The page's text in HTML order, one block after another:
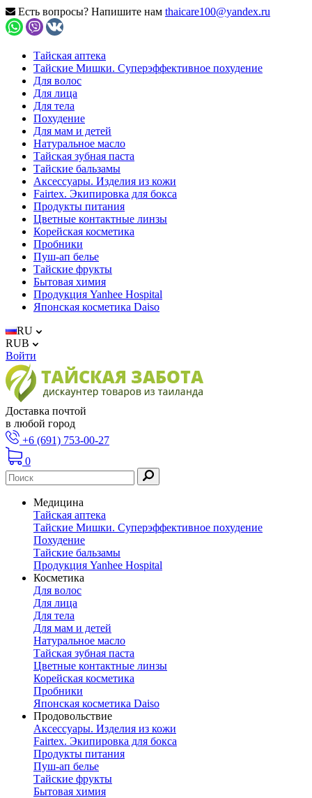
Есть вопросы? Напишите нам thaicare100@yandex.ru
Тайская аптека
Тайские Мишки. Суперэффективное похудение
Для волос
Для лица
Для тела
Похудение
Для мам и детей
Натуральное масло
Тайская зубная паста
Тайские бальзамы
Аксессуары. Изделия из кожи
Fairtex. Экипировка для бокса
Продукты питания
Цветные контактные линзы
Корейская косметика
Пробники
Пуш-ап белье
Тайские фрукты
Бытовая химия
Продукция Yanhee Hospital
Японская косметика Daiso
RU
RUB
Войти
Доставка почтой
в любой город
+6 (691) 753-00-27
0
Медицина
Тайская аптека
Тайские Мишки. Суперэффективное похудение
Похудение
Тайские бальзамы
Продукция Yanhee Hospital
Косметика
Для волос
Для лица
Для тела
Для мам и детей
Натуральное масло
Тайская зубная паста
Цветные контактные линзы
Корейская косметика
Пробники
Японская косметика Daiso
Продовольствие
Аксессуары. Изделия из кожи
Fairtex. Экипировка для бокса
Продукты питания
Пуш-ап белье
Тайские фрукты
Бытовая химия